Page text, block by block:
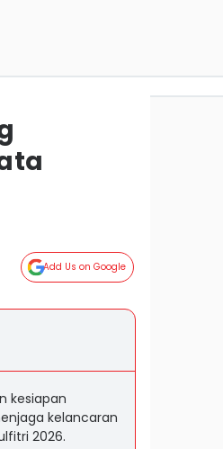
Add Us on Google
kesiapan
kelancaran
2026.